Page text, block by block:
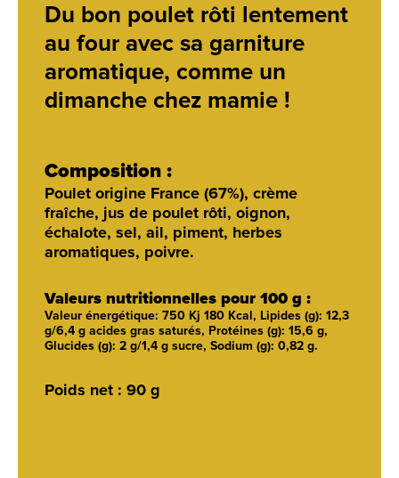
Du bon poulet rôti lentement
au four avec sa garniture
aromatique, comme un
dimanche chez mamie !
Composition :
Poulet origine France (67%), crème
fraîche, jus de poulet rôti, oignon,
échalote, sel, ail, piment, herbes
aromatiques, poivre.
Valeurs nutritionnelles pour 100 g :
Valeur énergétique: 750 Kj 180 Kcal, Lipides (g): 12,3
g/6,4 g acides gras saturés, Protéines (g): 15,6 g,
Glucides (g): 2 g/1,4 g sucre, Sodium (g): 0,82 g.
Poids net : 90 g